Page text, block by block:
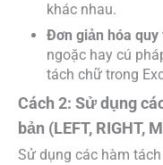
khác nhau.
Đơn giản hóa quy
ngoặc hay cú
tách chữ trong
Cách 2: Sử dụng
bản (LEFT, RIGHT,
Sử dụng các hàm